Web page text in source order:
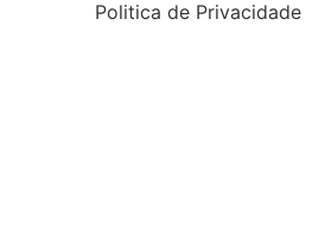
Politica de Privacidade